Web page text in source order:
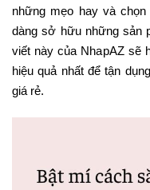
những mẹo hay và
dàng sở hữu những sản
viết này của NhapAZ sẽ
hiệu quả nhất để tận
giá rẻ.